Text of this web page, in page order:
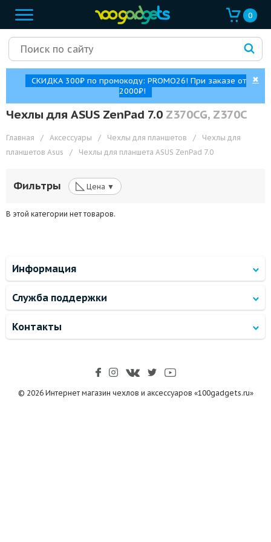
0
СКИДКА 300₽ по промокоду: PROMO26! При заказе от
2000₽!
✖
Чехлы для ASUS ZenPad 7.0 Z370CG, Z370C
Главная / Аксессуары / Чехлы для планшетов /
Чехлы для
планшетов Asus
/ Чехлы для планшета ASUS ZenPad 7.0
Фильтры ◺ Цена ▼
В этой категории нет товаров.
Информация
Служба поддержки
Контакты
© 2026 Интернет магазин чехлов и аксессуаров «100gadgets.ru»